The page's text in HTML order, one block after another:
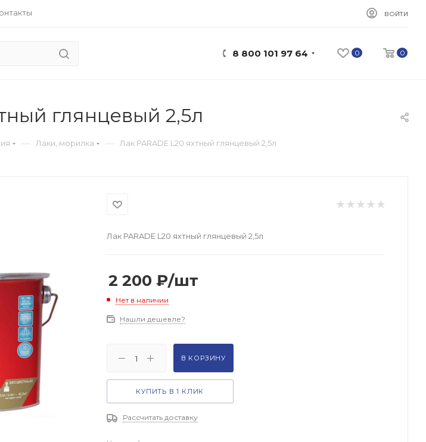
ВОЙТИ
0 0
8 800 101 97 64
глянцевый 2,5л
— Лаки, морилка — Лак PARADE L20 яхтный глянцевый 2,5л
Лак PARADE L20 яхтный глянцевый 2,5л
2 200 ₽/шт
Нет в наличии
Нашли дешевле?
В КОРЗИНУ
КУПИТЬ В 1 КЛИК
Рассчитать доставку